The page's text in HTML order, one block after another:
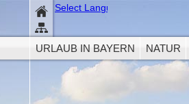
Select Language
URLAUB IN BAYERN NATUR
Die aktuelle